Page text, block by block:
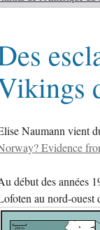
Naumann vient
Evidence
début des années
au nord-ouest